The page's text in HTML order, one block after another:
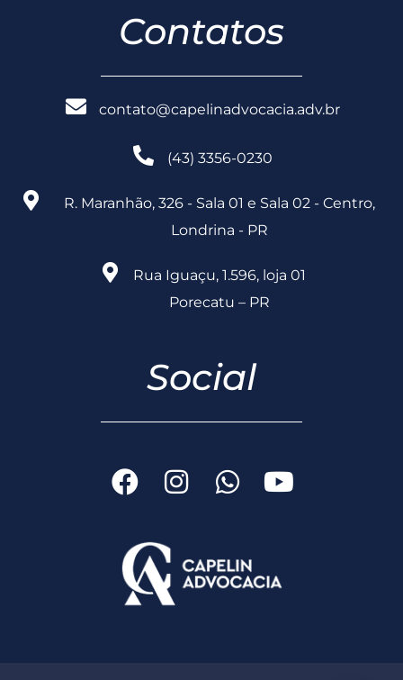
Contatos
contato@capelinadvocacia.adv.br
(43) 3356-0230
R. Maranhão, 326 - Sala 01 e Sala 02 - Centro,
Londrina - PR
Rua Iguaçu, 1.596, loja 01
Porecatu – PR
Social